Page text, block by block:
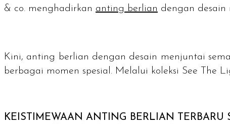
& co. menghadirkan anting berlian dengan desain
Kini, anting berlian dengan desain menjuntai
berbagai momen spesial. Melalui koleksi See The
KEISTIMEWAAN ANTING BERLIAN